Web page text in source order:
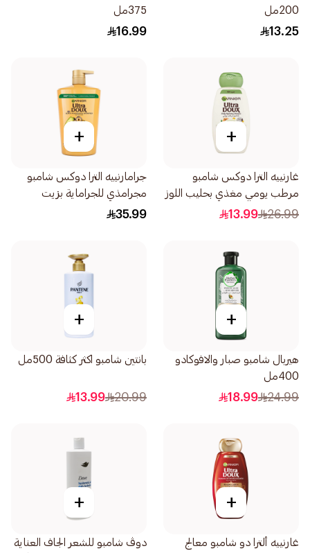
200مل
13.25
375مل
16.99
+
غارنييه الترا دوكس شامبو
مرطب يومي مغذي بحليب اللوز
العضوي 600مل
26.99
13.99
+
جرامارنييه الترا دوكس شامبو
مجرامذي للجراماية بزيت
الأفوكادو وزبدة الشيا 1لتر
35.99
+
هيربال شامبو صبار والافوكادو
400مل
24.99
18.99
+
بانتين شامبو اكثر كثافة 500مل
20.99
13.99
+
غارنييه ألترا دو شامبو معالج
+
دوڤ شامبو للشعر الجاف العناية